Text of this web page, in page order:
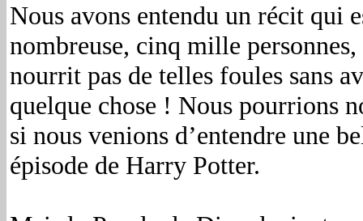
Nous avons entendu un récit qui
nombreuse, cinq mille
nourrit pas de telles foules sans
quelque chose ! Nous pourrions
si nous venions d’entendre une
épisode de Harry Potter.